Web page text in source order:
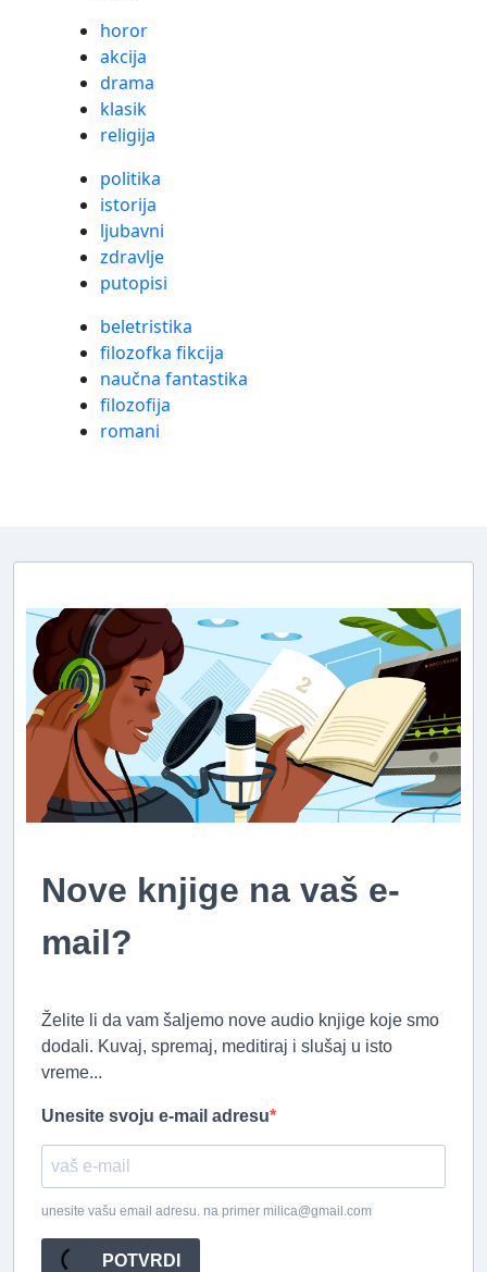
horor
akcija
drama
klasik
religija
politika
istorija
ljubavni
zdravlje
putopisi
beletristika
filozofka fikcija
naučna fantastika
filozofija
romani
Nove knjige na vaš e-
mail?
Želite li da vam šaljemo nove audio knjige koje smo
dodali. Kuvaj, spremaj, meditiraj i slušaj u isto
vreme...
Unesite svoju e-mail adresu
unesite vašu email adresu. na primer milica@gmail.com
POTVRDI